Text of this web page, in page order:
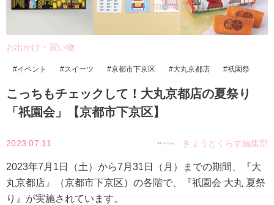
お出かけ・買い物
イベント スイーツ 京都市下京区 大丸京都店 祇園祭
こっちもチェックして！大丸京都店の夏祭り
「祇園会」【京都市下京区】
2023.07.11 きょうとくらす編集部
2023年7月1日（土）から7月31日（月）までの期間、『大
丸京都店』（京都市下京区）の各階で、『祇園会 大丸 夏祭
り』が実施されています。